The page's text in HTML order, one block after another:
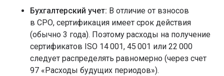
Бухгалтерский учет: В отличие от взносов
в СРО, сертификация имеет срок действия
(обычно 3 года). Поэтому расходы на получение
сертификатов ISO 14 001, 45 001 или 22 000
следует распределять равномерно (через счет
97 «Расходы будущих периодов»).